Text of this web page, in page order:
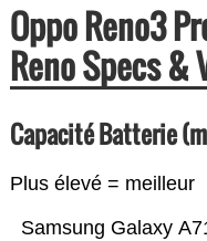
Oppo Reno3
Reno Specs &
Capacité Batterie
Plus élevé = meilleur
Samsung Galaxy